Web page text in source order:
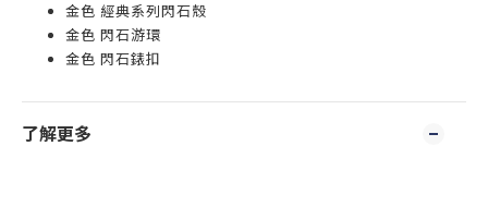
金色 經典系列閃石殼
金色 閃石游環
金色 閃石錶扣
了解更多